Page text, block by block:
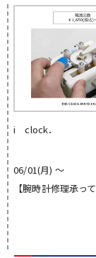
i clock．
06/01(月) 〜
【腕時計修理承っ